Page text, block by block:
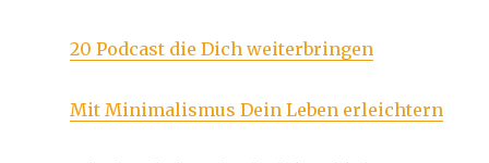
20 Podcast die Dich weiterbringen
Mit Minimalismus Dein Leben erleichtern